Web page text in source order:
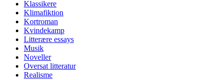
Klassikere
Klimafiktion
Kortroman
Kvindekamp
Litterære essays
Musik
Noveller
Oversat litteratur
Realisme